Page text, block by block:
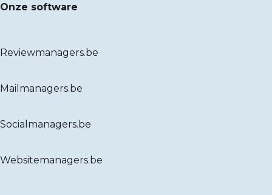
Onze software
Reviewmanagers.be
Mailmanagers.be
Socialmanagers.be
Websitemanagers.be